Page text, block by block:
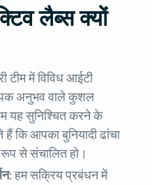
लैब्स क्यों
टीम में विविध आईटी
अनुभव वाले कुशल
यह सुनिश्चित करने के
हैं कि आपका बुनियादी ढांचा
से संचालित हो।
हम सक्रिय प्रबंधन में